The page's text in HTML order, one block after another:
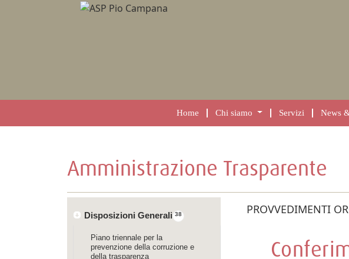
Home Chi siamo Servizi News
Amministrazione Trasparente
38
Disposizioni Generali
Piano triennale per la
prevenzione della corruzione e
della trasparenza
PROVVEDIMENTI